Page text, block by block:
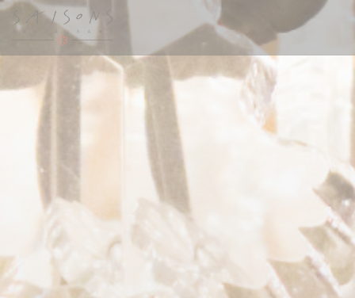
Personnalisation de vos choix en matière de cookies